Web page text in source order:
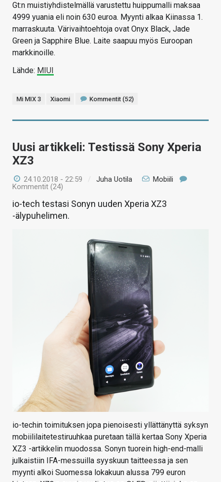
Gt:n muistiyhdistelmällä varustettu huippumalli maksaa
4999 yuania eli noin 630 euroa. Myynti alkaa Kiinassa 1.
marraskuuta. Värivaihtoehtoja ovat Onyx Black, Jade
Green ja Sapphire Blue. Laite saapuu myös Euroopan
markkinoille.
Lähde: MIUI
Mi MIX 3 Xiaomi Kommentit (52)
Uusi artikkeli: Testissä Sony Xperia
XZ3
24.10.2018 - 22:59 / Juha Uotila
Mobiili
Kommentit (24)
io-tech testasi Sonyn uuden Xperia XZ3
-älypuhelimen.
io-techin toimituksen jopa pienoisesti yllättänyttä syksyn
mobiililaitetestiruuhkaa puretaan tällä kertaa Sony Xperia
XZ3 -artikkelin muodossa. Sonyn tuorein high-end-malli
julkaistiin IFA-messuilla syyskuun taitteessa ja sen
myynti alkoi Suomessa lokakuun alussa 799 euron